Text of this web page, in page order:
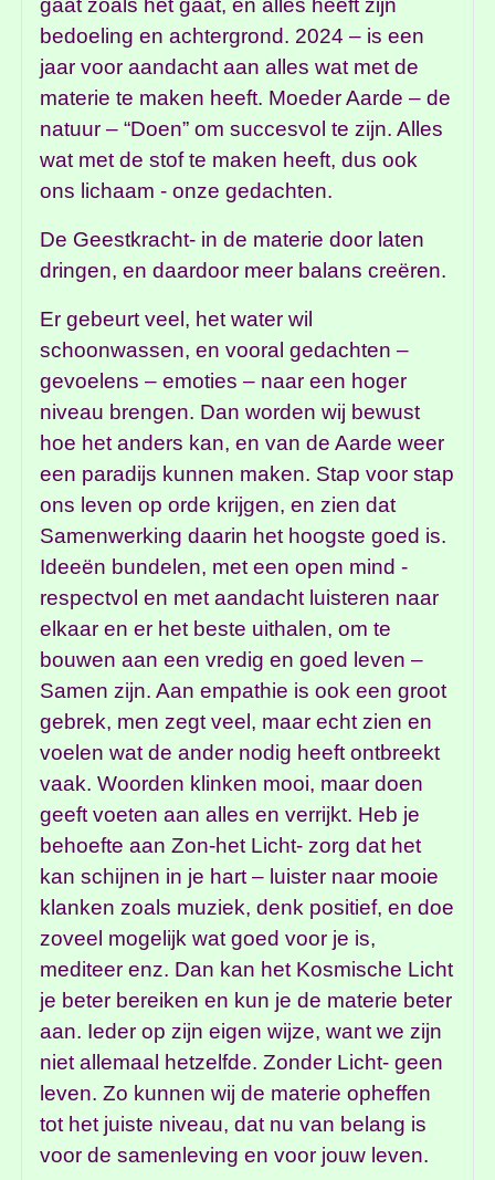
gaat zoals het gaat, en alles heeft zijn
bedoeling en achtergrond. 2024 – is een
jaar voor aandacht aan alles wat met de
materie te maken heeft. Moeder Aarde – de
natuur – “Doen” om succesvol te zijn. Alles
wat met de stof te maken heeft, dus ook
ons lichaam - onze gedachten.
De Geestkracht- in de materie door laten
dringen, en daardoor meer balans creëren.
Er gebeurt veel, het water wil
schoonwassen, en vooral gedachten –
gevoelens – emoties – naar een hoger
niveau brengen. Dan worden wij bewust
hoe het anders kan, en van de Aarde weer
een paradijs kunnen maken. Stap voor stap
ons leven op orde krijgen, en zien dat
Samenwerking daarin het hoogste goed is.
Ideeën bundelen, met een open mind -
respectvol en met aandacht luisteren naar
elkaar en er het beste uithalen, om te
bouwen aan een vredig en goed leven –
Samen zijn. Aan empathie is ook een groot
gebrek, men zegt veel, maar echt zien en
voelen wat de ander nodig heeft ontbreekt
vaak. Woorden klinken mooi, maar doen
geeft voeten aan alles en verrijkt. Heb je
behoefte aan Zon-het Licht- zorg dat het
kan schijnen in je hart – luister naar mooie
klanken zoals muziek, denk positief, en doe
zoveel mogelijk wat goed voor je is,
mediteer enz. Dan kan het Kosmische Licht
je beter bereiken en kun je de materie beter
aan. Ieder op zijn eigen wijze, want we zijn
niet allemaal hetzelfde. Zonder Licht- geen
leven. Zo kunnen wij de materie opheffen
tot het juiste niveau, dat nu van belang is
voor de samenleving en voor jouw leven.